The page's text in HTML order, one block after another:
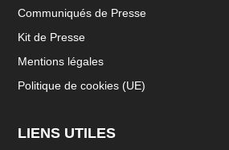
Communiqués de Presse
Kit de Presse
Mentions légales
Politique de cookies (UE)
LIENS UTILES